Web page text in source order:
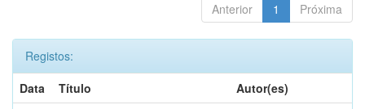
Anterior 1 Próxima
Registos:
Data
Título
Autor(es)